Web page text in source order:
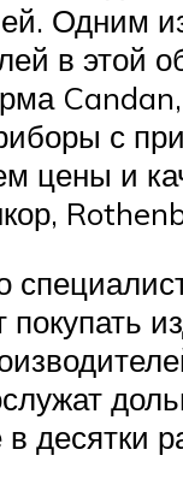
Одним
в этой
Candan,
с
цены и
десятки